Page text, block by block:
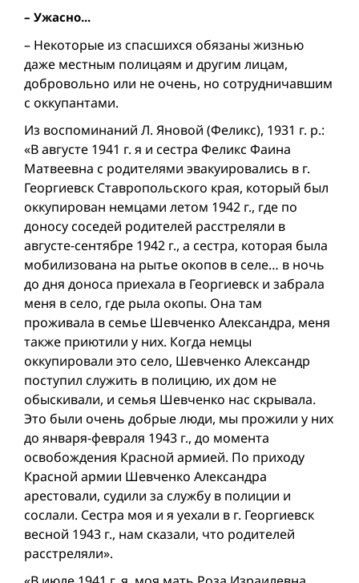
– Ужасно...
– Некоторые из спасшихся обязаны жизнью
даже местным полицаям и другим лицам,
добровольно или не очень, но сотрудничавшим
с оккупантами.
Из воспоминаний Л. Яновой (Феликс), 1931 г. р.:
«В августе 1941 г. я и сестра Феликс Фаина
Матвеевна с родителями эвакуировались в г.
Георгиевск Ставропольского края, который был
оккупирован немцами летом 1942 г., где по
доносу соседей родителей расстреляли в
августе-сентябре 1942 г., а сестра, которая была
мобилизована на рытье окопов в селе… в ночь
до дня доноса приехала в Георгиевск и забрала
меня в село, где рыла окопы. Она там
проживала в семье Шевченко Александра, меня
также приютили у них. Когда немцы
оккупировали это село, Шевченко Александр
поступил служить в полицию, их дом не
обыскивали, и семья Шевченко нас скрывала.
Это были очень добрые люди, мы прожили у них
до января-февраля 1943 г., до момента
освобождения Красной армией. По приходу
Красной армии Шевченко Александра
арестовали, судили за службу в полиции и
сослали. Сестра моя и я уехали в г. Георгиевск
весной 1943 г., нам сказали, что родителей
расстреляли».